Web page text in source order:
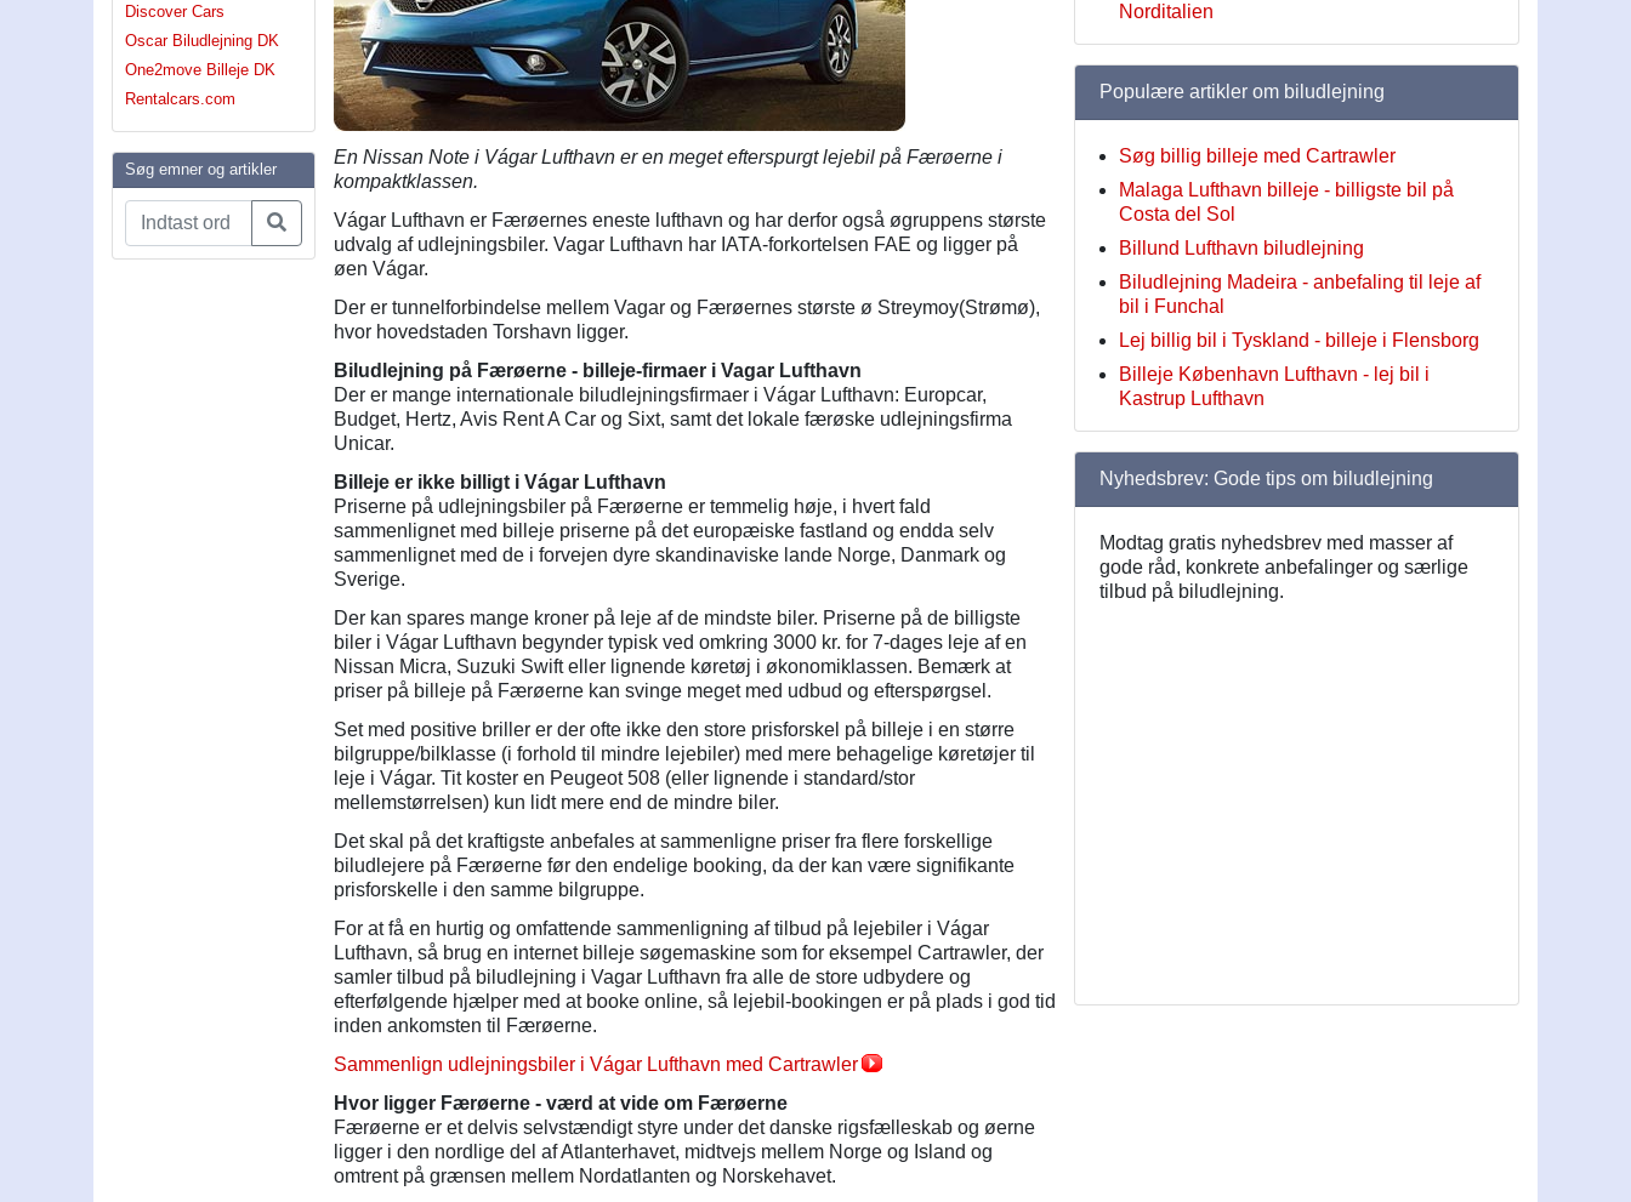
Discover Cars
Oscar Biludlejning DK
One2move Billeje DK
Rentalcars.com
Søg emner og artikler
En Nissan Note i Vágar Lufthavn er en meget efterspurgt lejebil på Færøerne i
kompaktklassen.
Vágar Lufthavn er Færøernes eneste lufthavn og har derfor også øgruppens største
udvalg af udlejningsbiler. Vagar Lufthavn har IATA-forkortelsen FAE og ligger på
øen Vágar.
Der er tunnelforbindelse mellem Vagar og Færøernes største ø Streymoy(Strømø),
hvor hovedstaden Torshavn ligger.
Biludlejning på Færøerne - billeje-firmaer i Vagar Lufthavn
Der er mange internationale biludlejningsfirmaer i Vágar Lufthavn: Europcar,
Budget, Hertz, Avis Rent A Car og Sixt, samt det lokale færøske udlejningsfirma
Unicar.
Billeje er ikke billigt i Vágar Lufthavn
Priserne på udlejningsbiler på Færøerne er temmelig høje, i hvert fald
sammenlignet med billeje priserne på det europæiske fastland og endda selv
sammenlignet med de i forvejen dyre skandinaviske lande Norge, Danmark og
Sverige.
Der kan spares mange kroner på leje af de mindste biler. Priserne på de billigste
biler i Vágar Lufthavn begynder typisk ved omkring 3000 kr. for 7-dages leje af en
Nissan Micra, Suzuki Swift eller lignende køretøj i økonomiklassen. Bemærk at
priser på billeje på Færøerne kan svinge meget med udbud og efterspørgsel.
Set med positive briller er der ofte ikke den store prisforskel på billeje i en større
bilgruppe/bilklasse (i forhold til mindre lejebiler) med mere behagelige køretøjer til
leje i Vágar. Tit koster en Peugeot 508 (eller lignende i standard/stor
mellemstørrelsen) kun lidt mere end de mindre biler.
Det skal på det kraftigste anbefales at sammenligne priser fra flere forskellige
biludlejere på Færøerne før den endelige booking, da der kan være signifikante
prisforskelle i den samme bilgruppe.
For at få en hurtig og omfattende sammenligning af tilbud på lejebiler i Vágar
Lufthavn, så brug en internet billeje søgemaskine som for eksempel Cartrawler, der
samler tilbud på biludlejning i Vagar Lufthavn fra alle de store udbydere og
efterfølgende hjælper med at booke online, så lejebil-bookingen er på plads i god tid
inden ankomsten til Færøerne.
Sammenlign udlejningsbiler i Vágar Lufthavn med Cartrawler
Hvor ligger Færøerne - værd at vide om Færøerne
Færøerne er et delvis selvstændigt styre under det danske rigsfælleskab og øerne
ligger i den nordlige del af Atlanterhavet, midtvejs mellem Norge og Island og
omtrent på grænsen mellem Nordatlanten og Norskehavet.
Norditalien
Populære artikler om biludlejning
Søg billig billeje med Cartrawler
Malaga Lufthavn billeje - billigste bil på
Costa del Sol
Billund Lufthavn biludlejning
Biludlejning Madeira - anbefaling til leje af
bil i Funchal
Lej billig bil i Tyskland - billeje i Flensborg
Billeje København Lufthavn - lej bil i
Kastrup Lufthavn
Nyhedsbrev: Gode tips om biludlejning
Modtag gratis nyhedsbrev med masser af
gode råd, konkrete anbefalinger og særlige
tilbud på biludlejning.